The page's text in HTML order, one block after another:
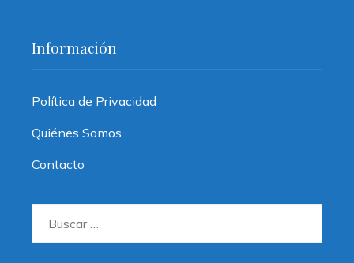
Información
Política de Privacidad
Quiénes Somos
Contacto